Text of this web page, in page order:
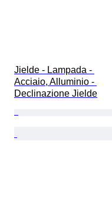
Jielde - Lampada -
Acciaio, Alluminio -
Declinazione Jielde